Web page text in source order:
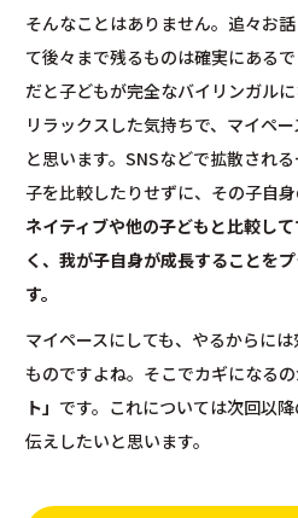
そんなことはありません。追々お
て後々まで残るものは確実にある
だと子どもが完全なバイリンガル
リラックスした気持ちで、マイペ
と思います。SNSなどで拡散され
子を比較したりせずに、その子自身
ネイティブや他の子どもと比較し
く、我が子自身が成長することを
す。
マイペースにしても、やるからに
ものですよね。そこでカギになるの
ト」 です。これについては次回以
伝えしたいと思います。